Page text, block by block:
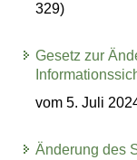
329)
Gesetz zur
vom 5. Juli
Änderung des